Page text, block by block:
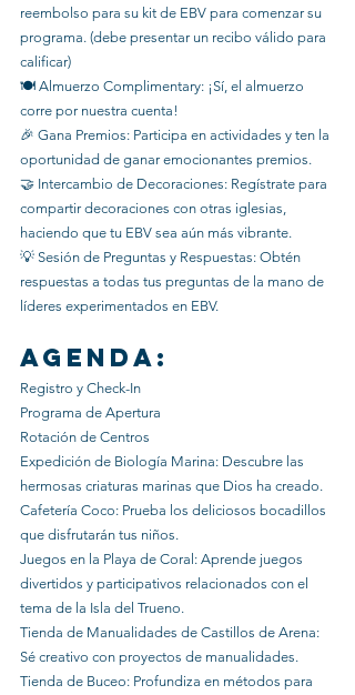
reembolso para su kit de EBV para comenzar su
programa. (debe presentar un recibo válido para
calificar)
🍽 Almuerzo Complimentary: ¡Sí, el almuerzo
corre por nuestra cuenta!
🎉 Gana Premios: Participa en actividades y ten la
oportunidad de ganar emocionantes premios.
🤝 Intercambio de Decoraciones: Regístrate para
compartir decoraciones con otras iglesias,
haciendo que tu EBV sea aún más vibrante.
💡 Sesión de Preguntas y Respuestas: Obtén
respuestas a todas tus preguntas de la mano de
líderes experimentados en EBV.
Agenda:
Registro y Check-In
Programa de Apertura
Rotación de Centros
Expedición de Biología Marina: Descubre las
hermosas criaturas marinas que Dios ha creado.
Cafetería Coco: Prueba los deliciosos bocadillos
que disfrutarán tus niños.
Juegos en la Playa de Coral: Aprende juegos
divertidos y participativos relacionados con el
tema de la Isla del Trueno.
Tienda de Manualidades de Castillos de Arena:
Sé creativo con proyectos de manualidades.
Tienda de Buceo: Profundiza en métodos para